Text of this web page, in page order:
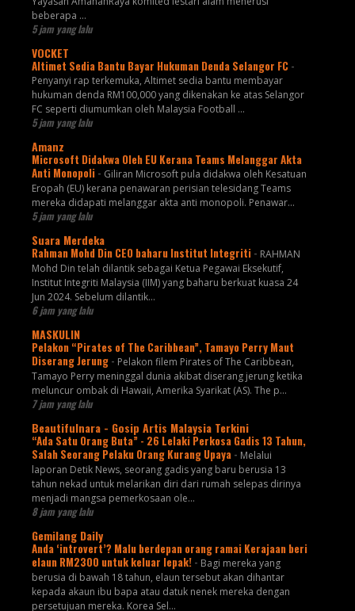
beberapa ...
5 jam yang lalu
VOCKET
Altimet Sedia Bantu Bayar Hukuman Denda Selangor FC -
Penyanyi rap terkemuka, Altimet sedia bantu membayar
hukuman denda RM100,000 yang dikenakan ke atas Selangor
FC seperti diumumkan oleh Malaysia Football ...
5 jam yang lalu
Amanz
Microsoft Didakwa Oleh EU Kerana Teams Melanggar Akta
Anti Monopoli - Giliran Microsoft pula didakwa oleh Kesatuan
Eropah (EU) kerana penawaran perisian telesidang Teams
mereka didapati melanggar akta anti monopoli. Penawar...
5 jam yang lalu
Suara Merdeka
Rahman Mohd Din CEO baharu Institut Integriti - RAHMAN
Mohd Din telah dilantik sebagai Ketua Pegawai Eksekutif,
Institut Integriti Malaysia (IIM) yang baharu berkuat kuasa 24
Jun 2024. Sebelum dilantik...
6 jam yang lalu
MASKULIN
Pelakon “Pirates of The Caribbean”, Tamayo Perry Maut
Diserang Jerung - Pelakon filem Pirates of The Caribbean,
Tamayo Perry meninggal dunia akibat diserang jerung ketika
meluncur ombak di Hawaii, Amerika Syarikat (AS). The p...
7 jam yang lalu
Beautifulnara - Gosip Artis Malaysia Terkini
“Ada Satu Orang Buta” - 26 Lelaki Perkosa Gadis 13 Tahun,
Salah Seorang Pelaku Orang Kurang Upaya - Melalui
laporan Detik News, seorang gadis yang baru berusia 13
tahun nekad untuk melarikan diri dari rumah selepas dirinya
menjadi mangsa pemerkosaan ole...
8 jam yang lalu
Gemilang Daily
Anda ‘introvert’? Malu berdepan orang ramai Kerajaan beri
elaun RM2300 untuk keluar lepak! - Bagi mereka yang
berusia di bawah 18 tahun, elaun tersebut akan dihantar
kepada akaun ibu bapa atau datuk nenek mereka dengan
persetujuan mereka. Korea Sel...